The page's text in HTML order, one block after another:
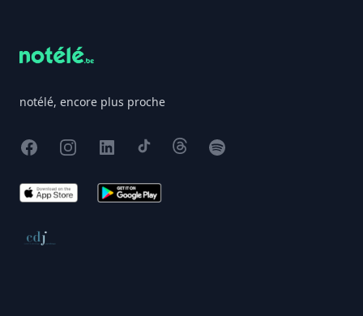
notélé, encore plus proche
FacebookInstagram
X TikTokThreadsSpotify
App Store Google Play
Conseil de déontologie journalistique